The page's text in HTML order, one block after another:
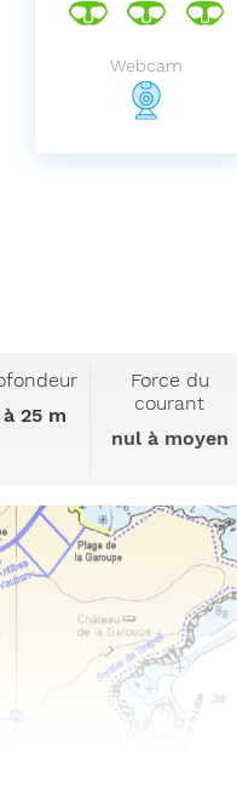
Webcam
à 25 m
Force du
courant
nul à moyen